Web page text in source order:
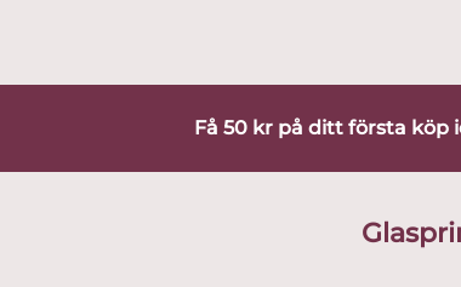
Få 50 kr på ditt första köp